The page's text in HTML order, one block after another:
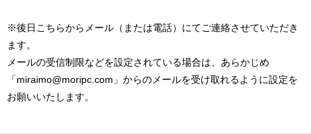
※後日こちらからメール（または電話）にてご連絡させていただき
ます。
メールの受信制限などを設定されている場合は、あらかじめ
「miraimo@moripc.com」からのメールを受け取れるように設定を
お願いいたします。